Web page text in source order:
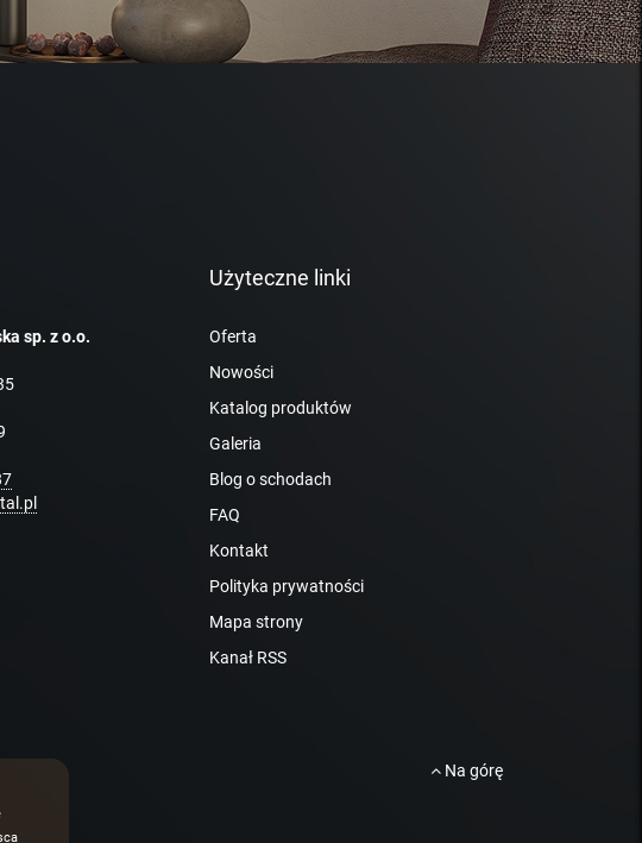
sp. z o.o.
Użyteczne linki
Oferta
Nowości
Katalog produktów
Galeria
Blog o schodach
FAQ
Kontakt
Polityka prywatności
Mapa strony
Kanał RSS
Na górę